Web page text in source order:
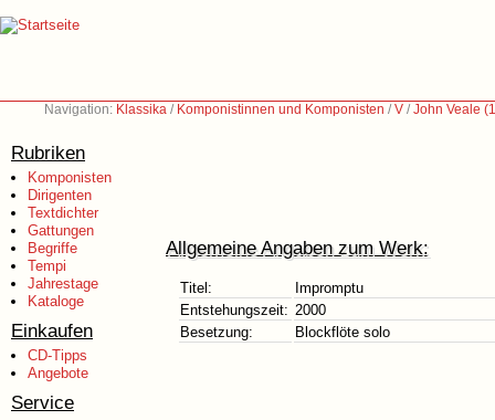
Navigation: Klassika / Komponistinnen und Komponisten /V /John Veale
Rubriken
Komponisten
Dirigenten
Textdichter
Gattungen
Begriffe
Tempi
Jahrestage
Kataloge
Einkaufen
CD-Tipps
Angebote
Service
Allgemeine Angaben zum Werk:
Titel:
Impromptu
Entstehungszeit: 2000
Besetzung:
Blockflöte solo